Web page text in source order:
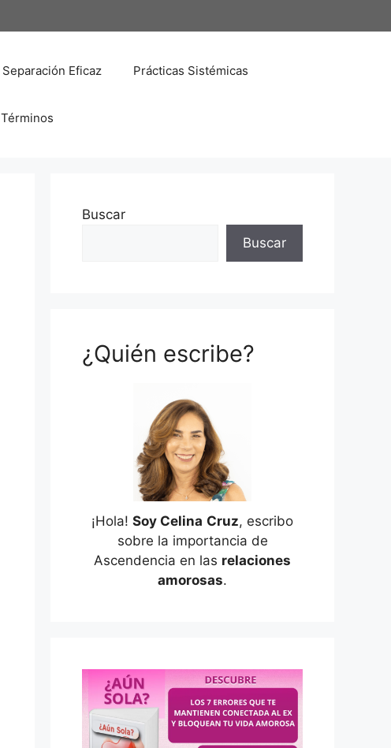
Separación Eficaz Prácticas Sistémicas
Términos
Buscar
Buscar
¿Quién escribe?
¡Hola! Soy Celina Cruz, escribo
sobre la importancia de
Ascendencia en las relaciones
amorosas.